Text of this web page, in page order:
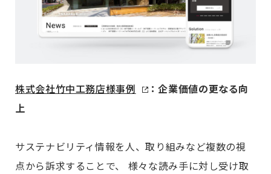
株式会社竹中工務店様事例
：企業価値の更なる向
上
サステナビリティ情報を人、取り組みなど複数の視
点から訴求することで、 様々な読み手に対し受け取